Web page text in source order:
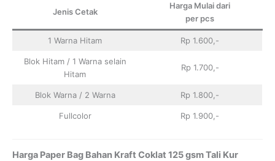
Jenis Cetak
Harga Mulai dari
per pcs
1 Warna Hitam Rp 1.600,-
Blok Hitam / 1 Warna selain
Hitam
Rp 1.700,-
Blok Warna / 2 Warna Rp 1.800,-
Fullcolor Rp 1.900,-
Harga Paper Bag Bahan Kraft Coklat 125 gsm Tali Kur